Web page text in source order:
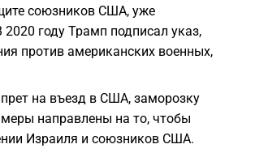
союзников США, уже
году Трамп подписал указ,
против американских военных,
на въезд в США, заморозку
направлены на то, чтобы
Израиля и союзников США.